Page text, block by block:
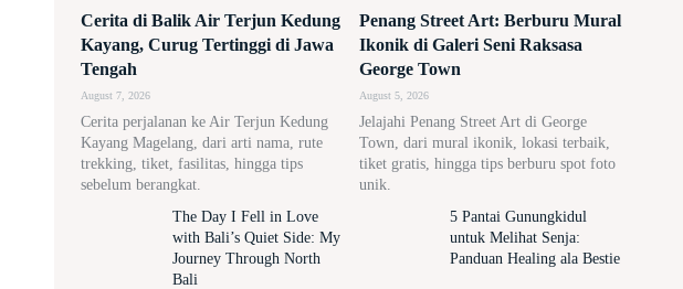
Cerita di Balik Air Terjun Kedung
Kayang, Curug Tertinggi di Jawa
Tengah
August 7, 2026
Cerita perjalanan ke Air Terjun Kedung
Kayang Magelang, dari arti nama, rute
trekking, tiket, fasilitas, hingga tips
sebelum berangkat.
Penang Street Art: Berburu Mural
Ikonik di Galeri Seni Raksasa
George Town
August 5, 2026
Jelajahi Penang Street Art di George
Town, dari mural ikonik, lokasi terbaik,
tiket gratis, hingga tips berburu spot foto
unik.
The Day I Fell in Love
with Bali’s Quiet Side: My
Journey Through North
Bali
5 Pantai Gunungkidul
untuk Melihat Senja:
Panduan Healing ala Bestie